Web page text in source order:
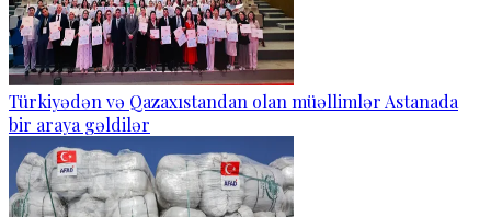
Türkiyədən və Qazaxıstandan olan müəllimlər Astanada
bir araya gəldilər